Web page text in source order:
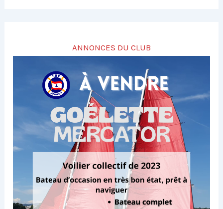
ANNONCES DU CLUB